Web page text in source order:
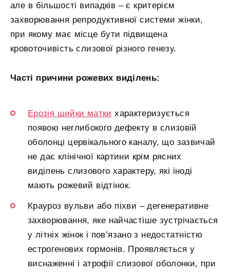
але в більшості випадків – є критерієм
захворювання репродуктивної системи жінки,
при якому має місце бути підвищена
кровоточивість слизової різного генезу.
Часті причини рожевих виділень:
Ерозія шийки матки характеризується
появою неглибокого дефекту в слизовій
оболонці цервікального каналу, що зазвичай
не дає клінічної картини крім рясних
виділень слизового характеру, які іноді
мають рожевий відтінок.
Крауроз вульви або піхви – дегенеративне
захворювання, яке найчастіше зустрічається
у літніх жінок і пов’язано з недостатністю
естрогенових гормонів. Проявляється у
виснаженні і атрофії слизової оболонки, при